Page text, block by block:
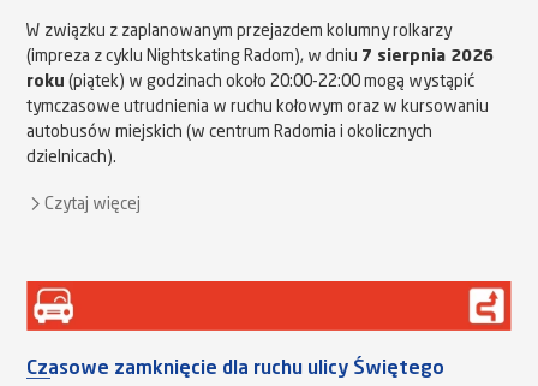
W związku z zaplanowanym przejazdem kolumny rolkarzy
(impreza z cyklu Nightskating Radom), w dniu 7 sierpnia 2026
roku (piątek) w godzinach około 20:00-22:00 mogą wystąpić
tymczasowe utrudnienia w ruchu kołowym oraz w kursowaniu
autobusów miejskich (w centrum Radomia i okolicznych
dzielnicach).
Czytaj więcej
Czasowe zamknięcie dla ruchu ulicy Świętego